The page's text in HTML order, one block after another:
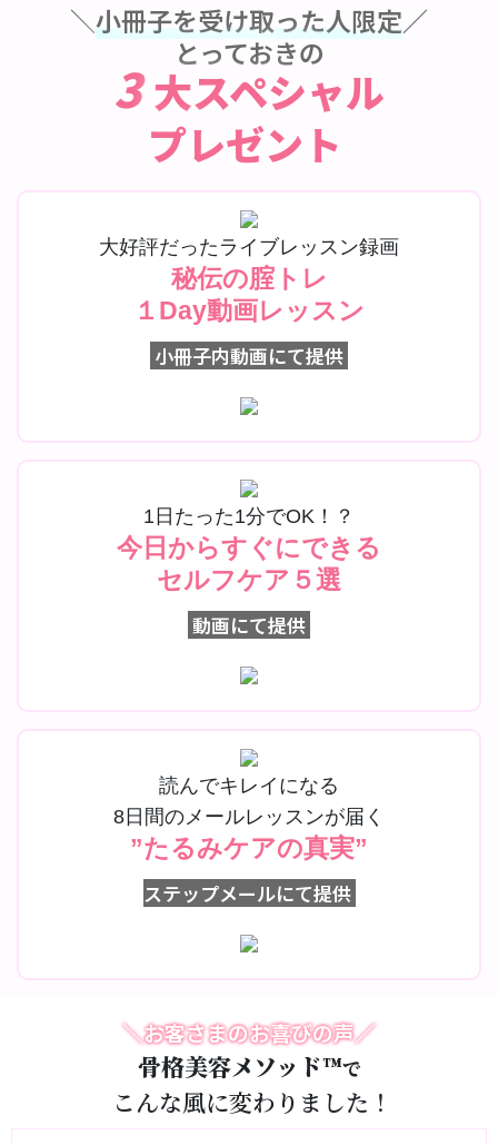
＼小冊子を受け取った人限定／
とっておきの
3大スペシャル
プレゼント
大好評だったライブレッスン録画
秘伝の腟トレ
１Day動画レッスン
小冊子内動画にて提供
1日たった1分でOK！？
今日からすぐにできる
セルフケア５選
動画にて提供
読んでキレイになる
8日間のメールレッスンが届く
”たるみケアの真実”
ステップメールにて提供
＼お客さまのお喜びの声／
骨格美容メソッド™︎で
こんな風に変わりました！